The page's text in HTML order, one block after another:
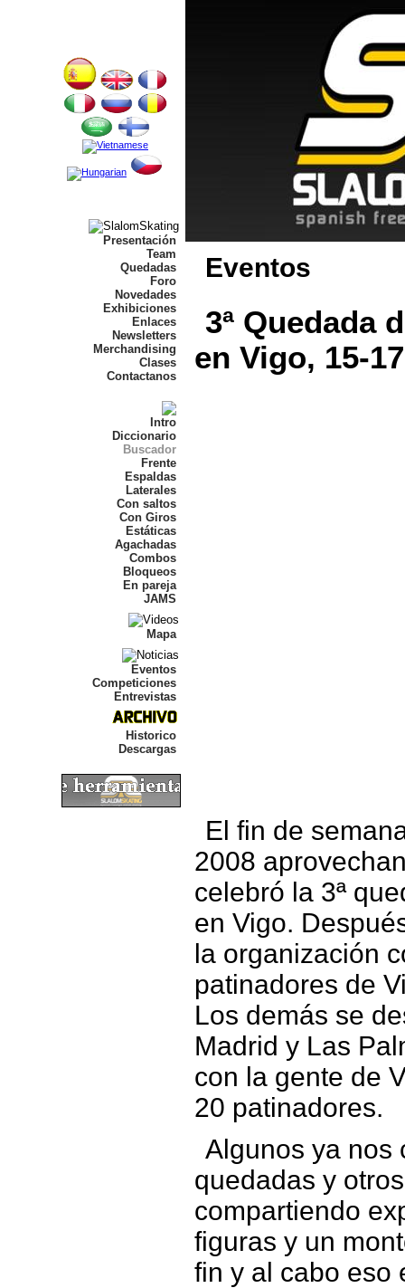
Presentación
Team
Quedadas
Foro
Novedades
Exhibiciones
Enlaces
Newsletters
Merchandising
Clases
Contactanos
Intro
Diccionario
Buscador
Frente
Espaldas
Laterales
Con saltos
Con Giros
Estáticas
Agachadas
Combos
Bloqueos
En pareja
JAMS
Mapa
Eventos
Competiciones
Entrevistas
Historico
Descargas
Eventos
3ª Quedada
en Vigo, 15-
El fin de
2008
celebró la 3ª
en Vigo.
la organización
patinadores de
Los demás se
Madrid y Las
con la gente de
20 patinadores.
Algunos ya nos
quedadas y
compartiendo
figuras y un
fin y al cabo eso